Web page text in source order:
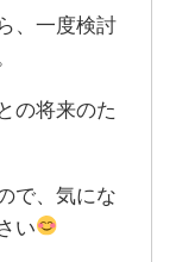
、一度検討
の将来のた
で、気にな
い